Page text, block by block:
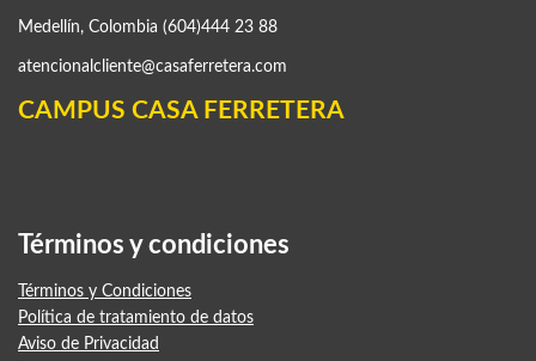
Medellín, Colombia (604)444 23 88
atencionalcliente@casaferretera.com
CAMPUS CASA FERRETERA
Términos y condiciones
Términos y Condiciones
Política de tratamiento de datos
Aviso de Privacidad